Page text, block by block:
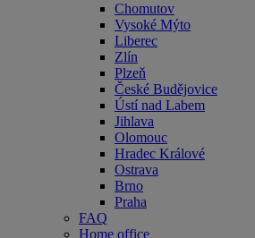
Chomutov
Vysoké Mýto
Liberec
Zlín
Plzeň
České Budějovice
Ústí nad Labem
Jihlava
Olomouc
Hradec Králové
Ostrava
Brno
Praha
FAQ
Home office